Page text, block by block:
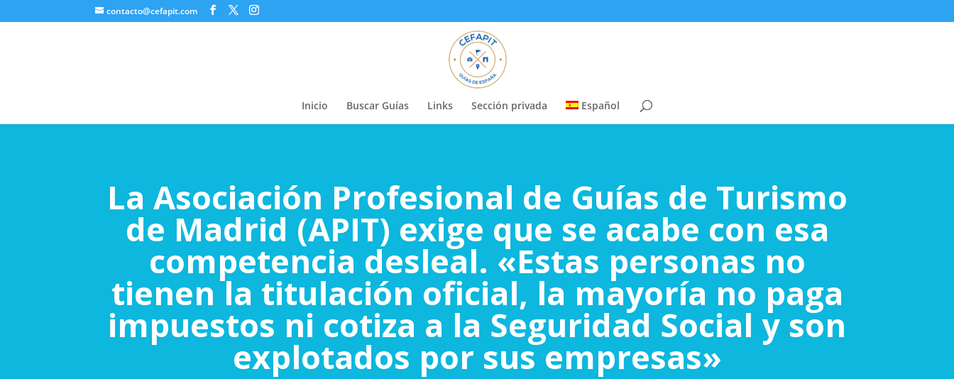
contacto@cefapit.com
Inicio Buscar Guías Links Sección privada Español
La Asociación Profesional de Guías de Turismo
de Madrid (APIT) exige que se acabe con esa
competencia desleal. «Estas personas no
tienen la titulación oficial, la mayoría no paga
impuestos ni cotiza a la Seguridad Social y son
explotados por sus empresas»